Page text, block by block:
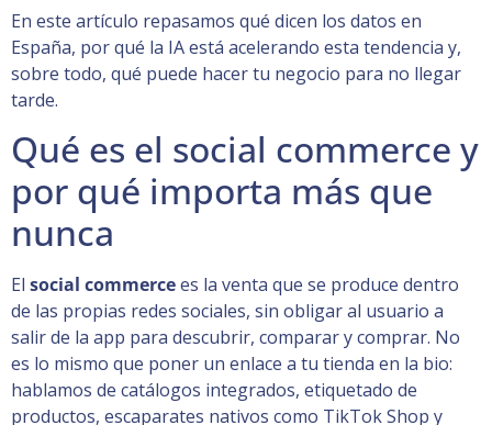
En este artículo repasamos qué dicen los datos en
España, por qué la IA está acelerando esta tendencia y,
sobre todo, qué puede hacer tu negocio para no llegar
tarde.
Qué es el social commerce y
por qué importa más que
nunca
El social commercees la venta que se produce dentro
de las propias redes sociales, sin obligar al usuario a
salir de la app para descubrir, comparar y comprar. No
es lo mismo que poner un enlace a tu tienda en la bio:
hablamos de catálogos integrados, etiquetado de
productos, escaparates nativos como TikTok Shop y